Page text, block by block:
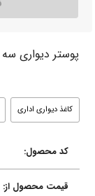
پوستر دیواری
کاغذ دیواری اداری
کد محصول:
قیمت محصول از: